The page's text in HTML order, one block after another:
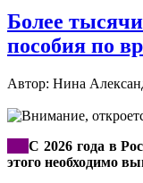
Более
пособия по
Автор: Нина
С 2026 года в
этого необходимо